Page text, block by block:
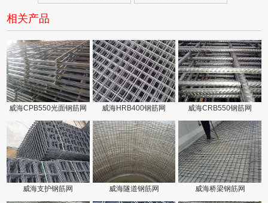
相关产品
威海CPB550光面钢筋网 威海HRB400钢筋网 威海CRB550钢筋网
威海支护钢筋网 威海隧道钢筋网 威海桥梁钢筋网